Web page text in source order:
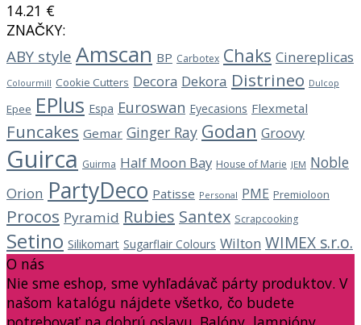
14.21 €
ZNAČKY:
ABY style Amscan BP Carbotex Chaks Cinereplicas
Colourmill Cookie Cutters Decora Dekora Distrineo Dulcop
Epee EPlus Espa Euroswan Eyecasions Flexmetal
Funcakes Gemar Ginger Ray Godan Groovy
Guirca Guirma Half Moon Bay House of Marie JEM Noble
Orion PartyDeco Patisse Personal PME Premioloon
Procos Pyramid Rubies Santex Scrapcooking
Setino Silikomart Sugarflair Colours Wilton WIMEX s.r.o.
O nás
Nie sme eshop, sme vyhľadávač párty produktov. V
našom katalógu nájdete všetko, čo budete